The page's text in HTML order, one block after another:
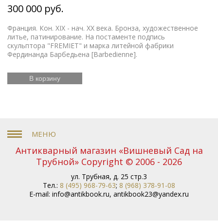
300 000 руб.
Франция. Кон. XIX - нач. ХХ века. Бронза, художественное
литье, патинирование. На постаменте подпись
скульптора "FREMIET" и марка литейной фабрики
Фердинанда Барбедьена [Barbedienne].
В корзину
Антикварный магазин «Вишневый Сад на
Трубной» Copyright © 2006 - 2026
ул. Трубная, д. 25 стр.3
Тел.: 8 (495) 968-79-63; 8 (968) 378-91-08
E-mail: info@antikbook.ru, antikbook23@yandex.ru